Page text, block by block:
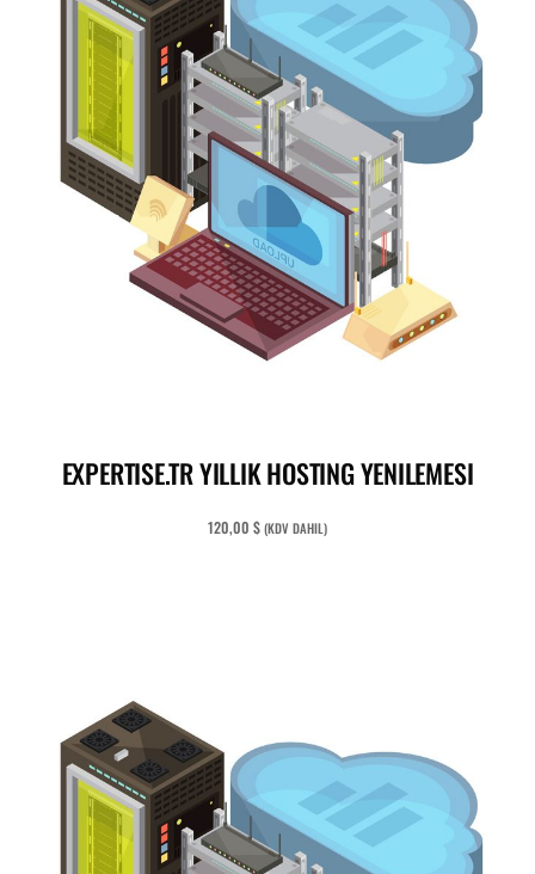
EXPERTISE.TR YILLIK HOSTING YENILEMESI
120,00 $(KDV DAHIL)